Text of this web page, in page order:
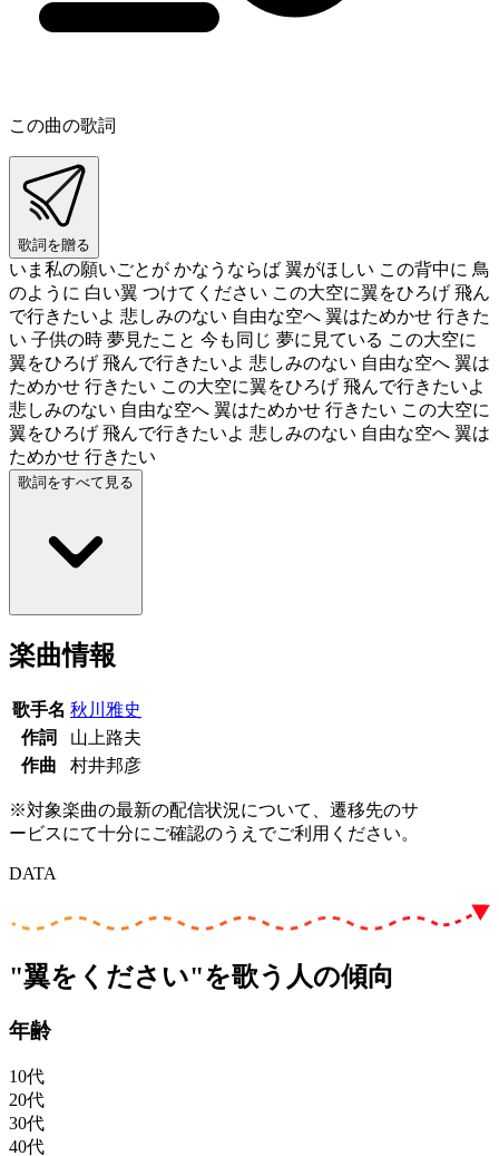
この曲の歌詞
歌詞を贈る
いま私の願いごとが かなうならば 翼がほしい この背中に 鳥
のように 白い翼 つけてください この大空に翼をひろげ 飛ん
で行きたいよ 悲しみのない 自由な空へ 翼はためかせ 行きた
い 子供の時 夢見たこと 今も同じ 夢に見ている この大空に
翼をひろげ 飛んで行きたいよ 悲しみのない 自由な空へ 翼は
ためかせ 行きたい この大空に翼をひろげ 飛んで行きたいよ
悲しみのない 自由な空へ 翼はためかせ 行きたい この大空に
翼をひろげ 飛んで行きたいよ 悲しみのない 自由な空へ 翼は
ためかせ 行きたい
歌詞をすべて見る
楽曲情報
歌手名 秋川雅史
作詞
山上路夫
作曲
村井邦彦
※対象楽曲の最新の配信状況について、遷移先のサ
ービスにて十分にご確認のうえでご利用ください。
DATA
"翼をください"を歌う人の傾向
年齢
10代
20代
30代
40代